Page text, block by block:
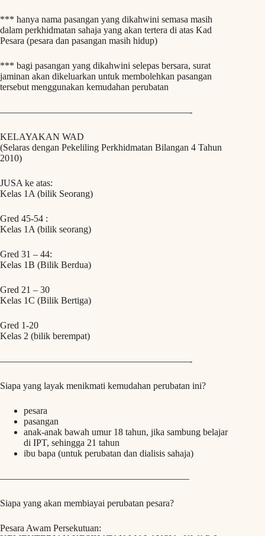
*** hanya nama pasangan yang dikahwini semasa masih
dalam perkhidmatan sahaja yang akan tertera di atas Kad
Pesara (pesara dan pasangan masih hidup)
*** bagi pasangan yang dikahwini selepas bersara, surat
jaminan akan dikeluarkan untuk membolehkan pasangan
tersebut menggunakan kemudahan perubatan
————————————————————-
KELAYAKAN WAD
(Selaras dengan Pekeliling Perkhidmatan Bilangan 4 Tahun
2010)
JUSA ke atas:
Kelas 1A (bilik Seorang)
Gred 45-54 :
Kelas 1A (bilik seorang)
Gred 31 – 44:
Kelas 1B (Bilik Berdua)
Gred 21 – 30
Kelas 1C (Bilik Bertiga)
Gred 1-20
Kelas 2 (bilik berempat)
————————————————————-
Siapa yang layak menikmati kemudahan perubatan ini?
pesara
pasangan
anak-anak bawah umur 18 tahun, jika sambung belajar
di IPT, sehingga 21 tahun
ibu bapa (untuk perubatan dan dialisis sahaja)
————————————————————
Siapa yang akan membiayai perubatan pesara?
Pesara Awam Persekutuan: